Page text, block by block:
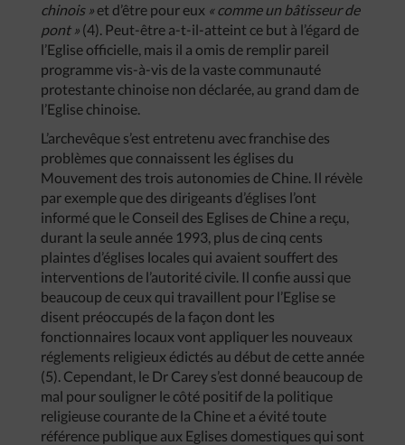
chinois » et d’être pour eux « comme un bâtisseur de
pont » (4). Peut-être a-t-il-atteint ce but à l’égard de
l’Eglise officielle, mais il a omis de remplir pareil
programme vis-à-vis de la vaste communauté
protestante chinoise non déclarée, au grand dam de
l’Eglise chinoise.
L’archevêque s’est entretenu avec franchise des
problèmes que connaissent les églises du
Mouvement des trois autonomies de Chine. Il révèle
par exemple que des dirigeants d’églises l’ont
informé que le Conseil des Eglises de Chine a reçu,
durant la seule année 1993, plus de cinq cents
plaintes d’églises locales qui avaient souffert des
interventions de l’autorité civile. Il confie aussi que
beaucoup de ceux qui travaillent pour l’Eglise se
disent préoccupés de la façon dont les
fonctionnaires locaux vont appliquer les nouveaux
réglements religieux édictés au début de cette année
(5). Cependant, le Dr Carey s’est donné beaucoup de
mal pour souligner le côté positif de la politique
religieuse courante de la Chine et a évité toute
référence publique aux Eglises domestiques qui sont